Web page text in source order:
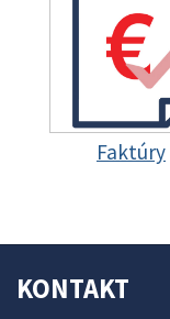
Faktúry
KONTAKT